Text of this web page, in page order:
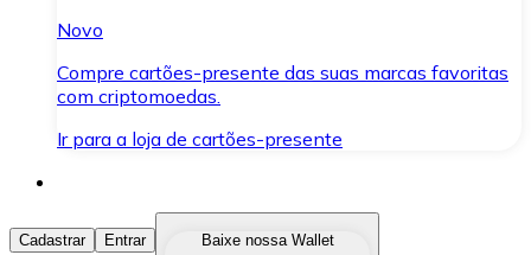
Novo
Compre cartões-presente das suas marcas favoritas
com criptomoedas.
Ir para a loja de cartões-presente
Comprar Criptomoedas
Cadastrar Entrar
Baixe nossa Wallet